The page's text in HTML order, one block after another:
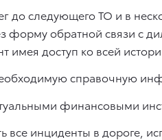
до следующего ТО и в
форму обратной связи с
доступ ко всей
справочную
финансовыми
все инциденты в дороге,